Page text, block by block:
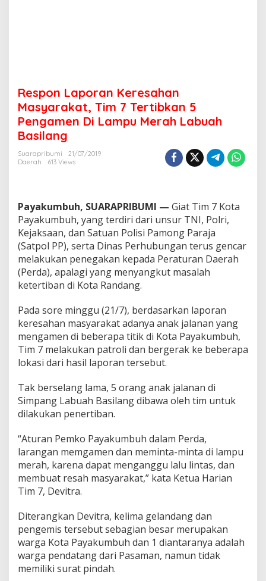
a
k
a
t
i
r
t
i
b
k
a
n
5
e
n
g
a
m
e
n
i
L
a
p
u
M
e
r
L
a
b
u
a
h
B
Respon Laporan Keresahan
Masyarakat, Tim 7 Tertibkan 5
Pengamen Di Lampu Merah Labuah
Basilang
Suarapribumi
21/07/2019
Daerah
613 Views
Payakumbuh, SUARAPRIBUMI — Giat Tim 7 Kota
Payakumbuh, yang terdiri dari unsur TNI, Polri,
Kejaksaan, dan Satuan Polisi Pamong Paraja
(Satpol PP), serta Dinas Perhubungan terus gencar
melakukan penegakan kepada Peraturan Daerah
(Perda), apalagi yang menyangkut masalah
ketertiban di Kota Randang.
Pada sore minggu (21/7), berdasarkan laporan
keresahan masyarakat adanya anak jalanan yang
mengamen di beberapa titik di Kota Payakumbuh,
Tim 7 melakukan patroli dan bergerak ke beberapa
lokasi dari hasil laporan tersebut.
Tak berselang lama, 5 orang anak jalanan di
Simpang Labuah Basilang dibawa oleh tim untuk
dilakukan penertiban.
“Aturan Pemko Payakumbuh dalam Perda,
larangan memgamen dan meminta-minta di lampu
merah, karena dapat menganggu lalu lintas, dan
membuat resah masyarakat,” kata Ketua Harian
Tim 7, Devitra.
Diterangkan Devitra, kelima gelandang dan
pengemis tersebut sebagian besar merupakan
warga Kota Payakumbuh dan 1 diantaranya adalah
warga pendatang dari Pasaman, namun tidak
memiliki surat pindah.